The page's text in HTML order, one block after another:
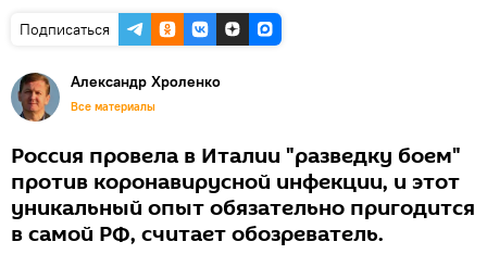
Подписаться
Александр Хроленко
Все материалы
Россия провела в Италии "разведку боем"
против коронавирусной инфекции, и этот
уникальный опыт обязательно пригодится
в самой РФ, считает обозреватель.